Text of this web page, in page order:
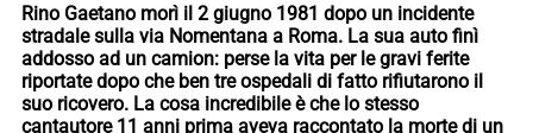
Rino Gaetano morì il 2 giugno 1981 dopo un incidente
stradale sulla via Nomentana a Roma. La sua auto finì
addosso ad un camion: perse la vita per le gravi ferite
riportate dopo che ben tre ospedali di fatto rifiutarono il
suo ricovero. La cosa incredibile è che lo stesso
cantautore 11 anni prima aveva raccontato la morte di un